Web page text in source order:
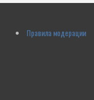
Правила модерации